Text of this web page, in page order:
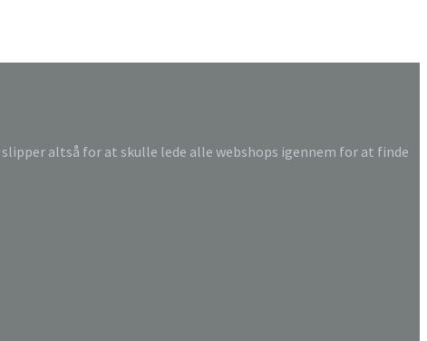
altså for at skulle lede alle webshops igennem for at finde